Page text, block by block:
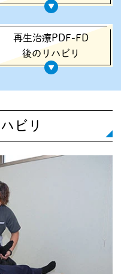
再生治療PDF-FD
後のリハビリ
ビリ